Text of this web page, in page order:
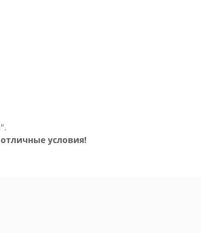
условия!